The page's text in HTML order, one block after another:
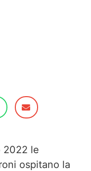
2022 le
ospitano la